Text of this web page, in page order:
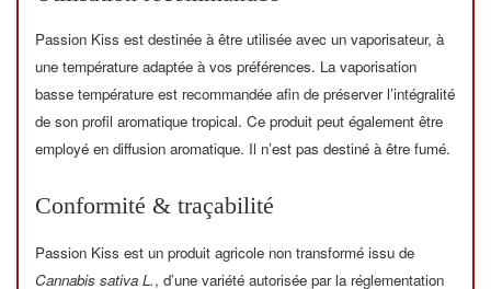
Passion Kiss est destinée à être utilisée avec un vaporisateur, à
une température adaptée à vos préférences. La vaporisation
basse température est recommandée afin de préserver l’intégralité
de son profil aromatique tropical. Ce produit peut également être
employé en diffusion aromatique. Il n’est pas destiné à être fumé.
Conformité & traçabilité
Passion Kiss est un produit agricole non transformé issu de
Cannabis sativa L., d’une variété autorisée par la réglementation